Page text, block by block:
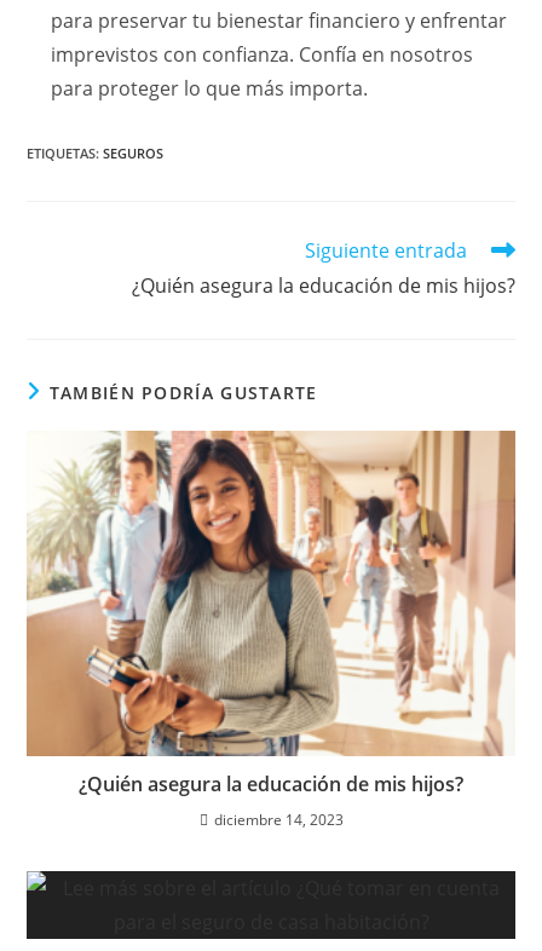
para preservar tu bienestar financiero y enfrentar
imprevistos con confianza. Confía en nosotros
para proteger lo que más importa.
ETIQUETAS:SEGUROS
Siguiente entrada
¿Quién asegura la educación de mis hijos?
TAMBIÉN PODRÍA GUSTARTE
¿Quién asegura la educación de mis hijos?
diciembre 14, 2023